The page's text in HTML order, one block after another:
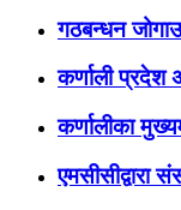
गठबन्धन
कर्णाली प्रदेश
कर्णालीका
एमसीसीद्वारा